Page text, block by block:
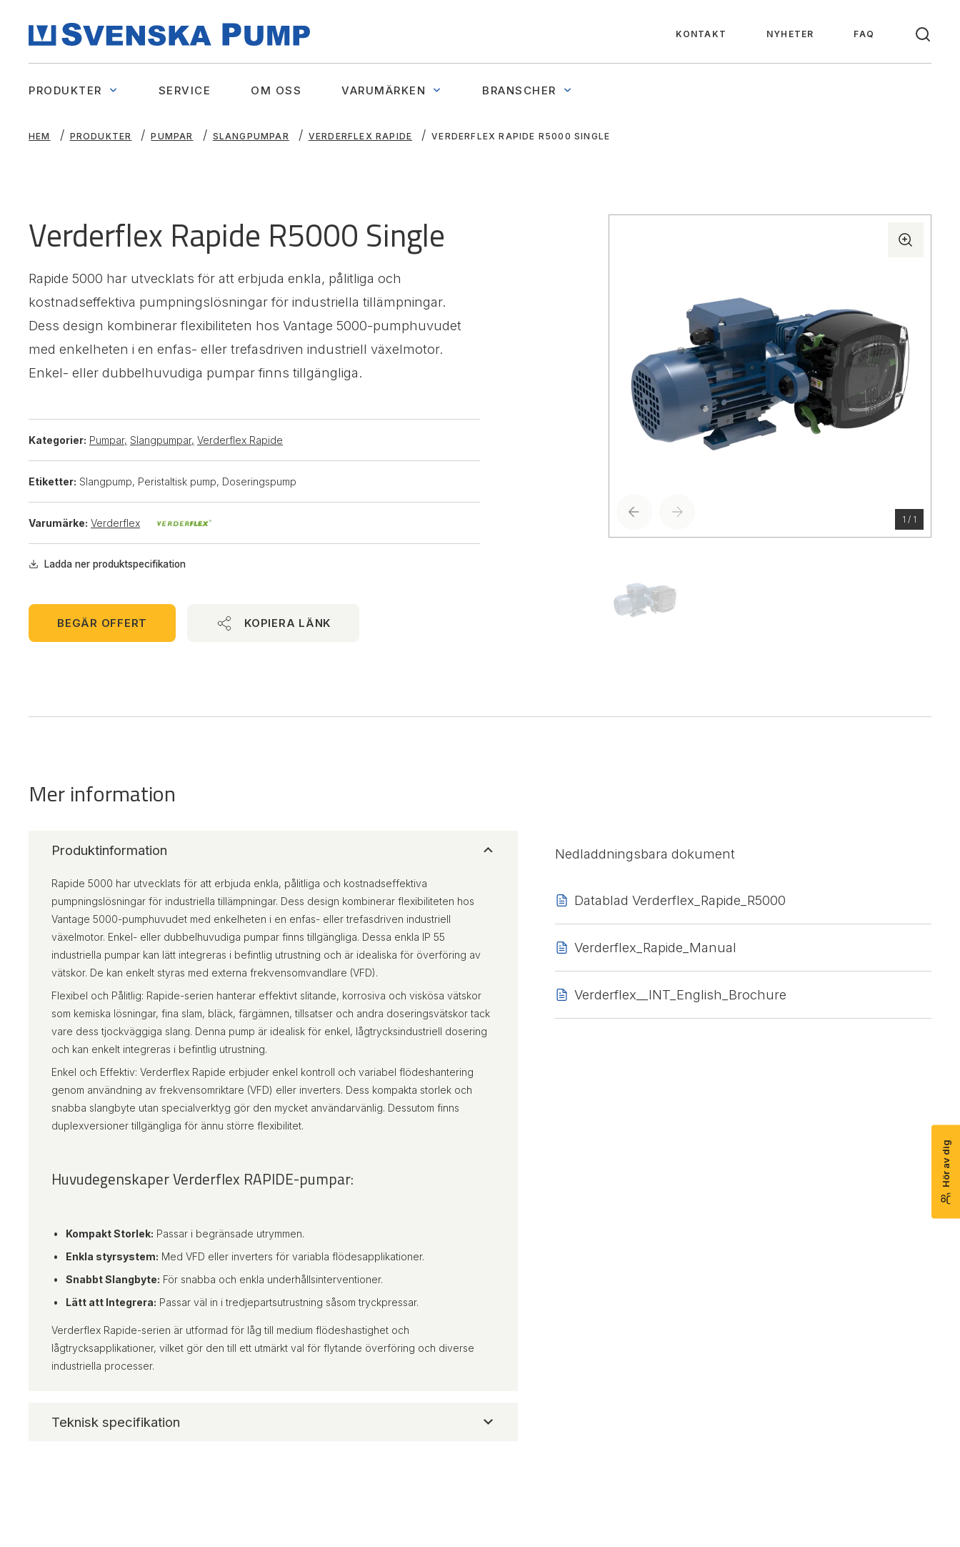
Hör av dig
KONTAKT NYHETER FAQ
PRODUKTER SERVICE OM OSS VARUMÄRKEN BRANSCHER
HEM PRODUKTER PUMPAR SLANGPUMPAR VERDERFLEX RAPIDE VERDERFLEX RAPIDE R5000 SINGLE
Verderflex Rapide R5000 Single
Rapide 5000 har utvecklats för att erbjuda enkla, pålitliga och
kostnadseffektiva pumpningslösningar för industriella tillämpningar.
Dess design kombinerar flexibiliteten hos Vantage 5000-pumphuvudet
med enkelheten i en enfas- eller trefasdriven industriell växelmotor.
Enkel- eller dubbelhuvudiga pumpar finns tillgängliga.
Kategorier: Pumpar, Slangpumpar, Verderflex Rapide
Etiketter: Slangpump, Peristaltisk pump, Doseringspump
Varumärke: Verderflex
Ladda ner produktspecifikation
1 / 1
BEGÄR OFFERT KOPIERA LÄNK
Mer information
Produktinformation
Rapide 5000 har utvecklats för att erbjuda enkla, pålitliga och kostnadseffektiva
pumpningslösningar för industriella tillämpningar. Dess design kombinerar flexibiliteten hos
Vantage 5000-pumphuvudet med enkelheten i en enfas- eller trefasdriven industriell
växelmotor. Enkel- eller dubbelhuvudiga pumpar finns tillgängliga. Dessa enkla IP 55
industriella pumpar kan lätt integreras i befintlig utrustning och är idealiska för överföring av
vätskor. De kan enkelt styras med externa frekvensomvandlare (VFD).
Flexibel och Pålitlig: Rapide-serien hanterar effektivt slitande, korrosiva och viskösa vätskor
som kemiska lösningar, fina slam, bläck, färgämnen, tillsatser och andra doseringsvätskor tack
vare dess tjockväggiga slang. Denna pump är idealisk för enkel, lågtrycksindustriell dosering
och kan enkelt integreras i befintlig utrustning.
Enkel och Effektiv: Verderflex Rapide erbjuder enkel kontroll och variabel flödeshantering
genom användning av frekvensomriktare (VFD) eller inverters. Dess kompakta storlek och
snabba slangbyte utan specialverktyg gör den mycket användarvänlig. Dessutom finns
duplexversioner tillgängliga för ännu större flexibilitet.
Huvudegenskaper Verderflex RAPIDE-pumpar:
Kompakt Storlek: Passar i begränsade utrymmen.
Enkla styrsystem: Med VFD eller inverters för variabla flödesapplikationer.
Snabbt Slangbyte: För snabba och enkla underhållsinterventioner.
Lätt att Integrera: Passar väl in i tredjepartsutrustning såsom tryckpressar.
Verderflex Rapide-serien är utformad för låg till medium flödeshastighet och
lågtrycksapplikationer, vilket gör den till ett utmärkt val för flytande överföring och diverse
industriella processer.
Teknisk specifikation
Nedladdningsbara dokument
Datablad Verderflex_Rapide_R5000
Verderflex_Rapide_Manual
Verderflex__INT_English_Brochure